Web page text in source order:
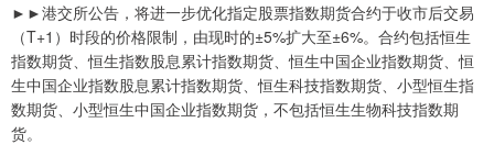
►►港交所公告，将进一步优化指定股票指数期货合约于收市后交易
（T+1）时段的价格限制，由现时的±5%扩大至±6%。合约包括恒生
指数期货、恒生指数股息累计指数期货、恒生中国企业指数期货、恒
生中国企业指数股息累计指数期货、恒生科技指数期货、小型恒生指
数期货、小型恒生中国企业指数期货，不包括恒生生物科技指数期
货。